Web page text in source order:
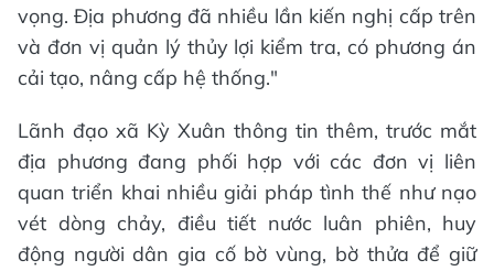
vọng. Địa phương đã nhiều lần kiến nghị cấp trên
và đơn vị quản lý thủy lợi kiểm tra, có phương án
cải tạo, nâng cấp hệ thống."
Lãnh đạo xã Kỳ Xuân thông tin thêm, trước mắt
địa phương đang phối hợp với các đơn vị liên
quan triển khai nhiều giải pháp tình thế như nạo
vét dòng chảy, điều tiết nước luân phiên, huy
động người dân gia cố bờ vùng, bờ thửa để giữ